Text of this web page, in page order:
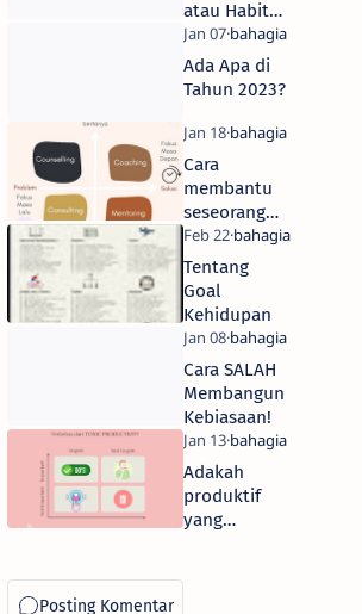
atau Habit
Kecil
Ada Apa di
Tahun 2023?
Cara
membantu
seseorang
mencapai
goal-nya
Tentang
Goal
Kehidupan
Cara SALAH
Membangun
Kebiasaan!
Adakah
produktif
yang